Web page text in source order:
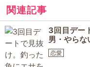
関連記事
3回目デー
男・やらな
恋愛